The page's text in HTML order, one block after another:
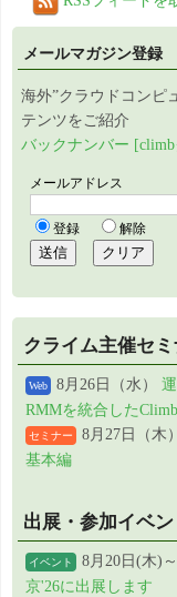
メールマガジン登録
海外”クラウドコンピ
テンツをご紹介
バックナンバー
クライム主催セ
Web 8月26日（水）
RMMを統合した
セミナー 8月27日（木）
基本編
出展・参加イベン
イベント 8月20日(木)
京'26に出展します